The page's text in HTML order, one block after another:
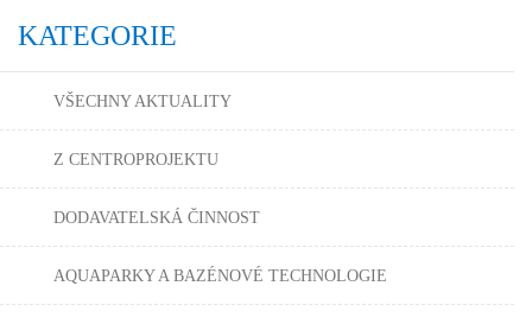
KATEGORIE
VŠECHNY AKTUALITY
Z CENTROPROJEKTU
DODAVATELSKÁ ČINNOST
AQUAPARKY A BAZÉNOVÉ TECHNOLOGIE